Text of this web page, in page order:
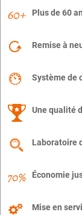
Plus de 60
Remise à
Système de
Une qualité
Laboratoire
Économie
Mise en